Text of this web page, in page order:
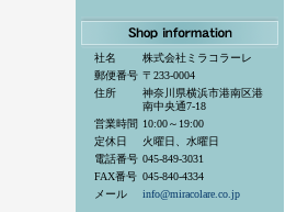
社名
株式会社ミラコラーレ
郵便番号 〒233-0004
住所
神奈川県横浜市港南区港
南中央通7-18
営業時間 10:00～19:00
定休日
火曜日、水曜日
電話番号 045-849-3031
FAX番号 045-840-4334
メール
info@miracolare.co.jp